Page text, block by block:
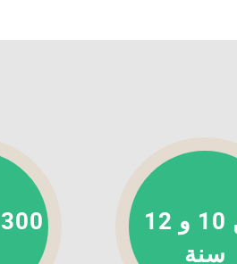
بين 10 و 12
سنة
300 ألف دينار